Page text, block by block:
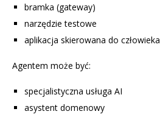
bramka (gateway)
narzędzie testowe
aplikacja skierowana do człowieka
Agentem może być:
specjalistyczna usługa AI
asystent domenowy